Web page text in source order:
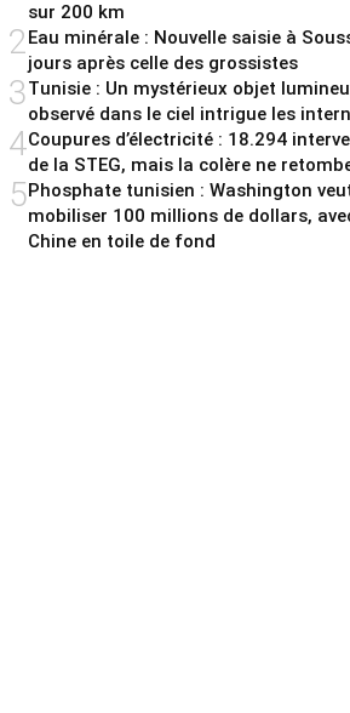
sur 200 km
2Eau minérale : Nouvelle saisie à
jours après celle des grossistes
3Tunisie : Un mystérieux objet
observé dans le ciel intrigue les
4Coupures d’électricité : 18.294
de la STEG, mais la colère ne
5Phosphate tunisien : Washington
mobiliser 100 millions de dollars,
Chine en toile de fond